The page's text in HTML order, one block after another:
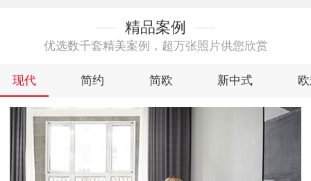
精品案例
优选数千套精美案例，超万张照片供您欣赏
现代 简约 简欧 新中式